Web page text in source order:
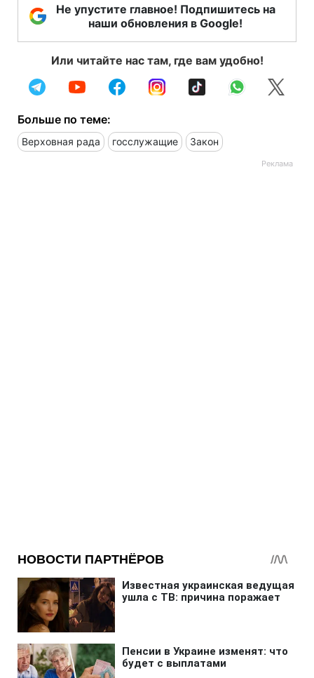
Не упустите главное! Подпишитесь на
наши обновления в Google!
Или читайте нас там, где вам удобно!
Больше по теме:
Верховная рада госслужащие Закон